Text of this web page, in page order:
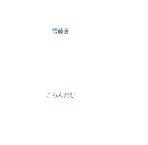
雪藤蒼
こらんだむ